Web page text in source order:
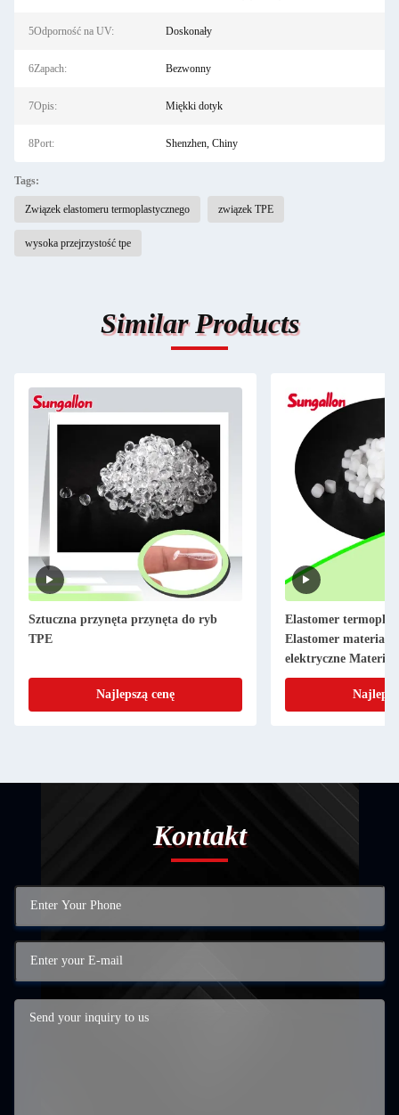
5Odporność na UV: Doskonały
6Zapach: Bezwonny
7Opis: Miękki dotyk
8Port: Shenzhen, Chiny
Tags:
Związek elastomeru termoplastycznego związek TPE
wysoka przejrzystość tpe
Similar Products
Sztuczna przynęta przynęta do ryb
TPE
Najlepszą cenę
Elastomer
Elastomer materiał
elektryczne
Kontakt